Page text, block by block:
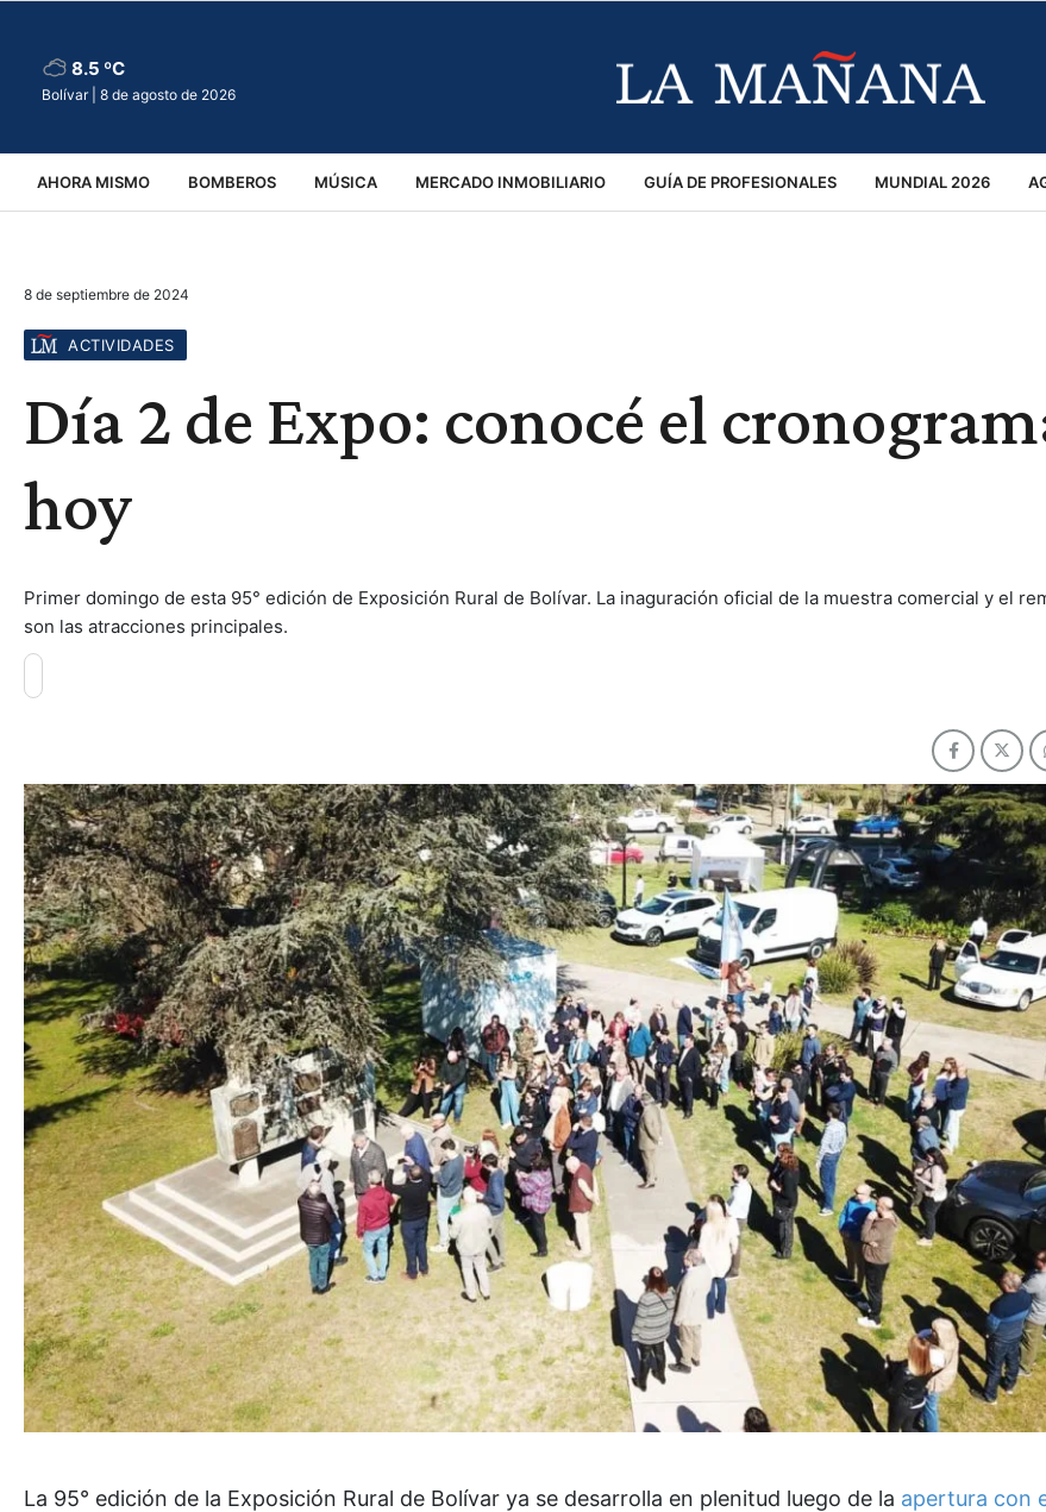
8.5 ºC
Bolívar | 8 de agosto de 2026
AHORA MISMO BOMBEROS MÚSICA MERCADO INMOBILIARIO GUÍA DE PROFESIONALES MUNDIAL 2026
VIRALES ACCIDENTES
8 de septiembre de 2024
ACTIVIDADES
Día 2 de Expo: conocé el
hoy
Primer domingo de esta 95° edición de Exposición Rural de Bolívar. La inaguración oficial de la muestra comercial y el
son las atracciones principales.
La 95° edición de la Exposición Rural de Bolívar ya se desarrolla en plenitud luego de la apertura con